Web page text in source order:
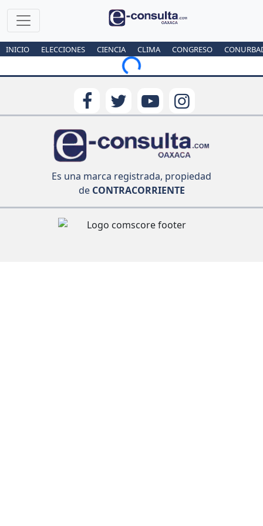
INICIO ELECCIONES CIENCIA CLIMA CONGRESO
Loading...
Es una marca registrada, propiedad
deCONTRACORRIENTE